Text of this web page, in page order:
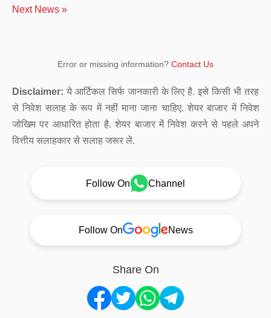
Next News »
Error or missing information? Contact Us
Disclaimer: ये आर्टिकल सिर्फ जानकारी के लिए है. इसे किसी भी तरह
से निवेश सलाह के रूप में नहीं माना जाना चाहिए. शेयर बाजार में निवेश
जोखिम पर आधारित होता है. शेयर बाजार में निवेश करने से पहले अपने
वित्तीय सलाहकार से सलाह जरूर लें.
Follow On Channel
Follow On News
Share On